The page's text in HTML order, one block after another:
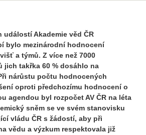
Akademie věd ČR
bylo mezinárodní hodnocení
a týmů. Z více než 7000
jich takřka 60 % dosáhlo na
nárůstu počtu hodnocených
oproti předchozímu hodnocení o
agendou byl rozpočet AV ČR na léta
sněm se ve svém stanovisku
vládu ČR s žádostí, aby při
vědu a výzkum respektovala již